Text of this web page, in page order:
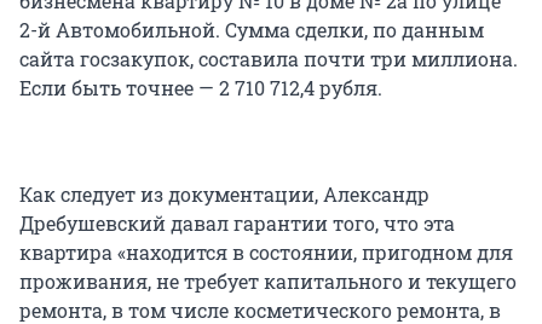
2-й Автомобильной. Сумма сделки, по данным
сайта госзакупок, составила почти три миллиона.
Если быть точнее — 2 710 712,4 рубля.
Как следует из документации, Александр
Дребушевский давал гарантии того, что эта
квартира «находится в состоянии, пригодном для
проживания, не требует капитального и текущего
ремонта, в том числе косметического ремонта, в